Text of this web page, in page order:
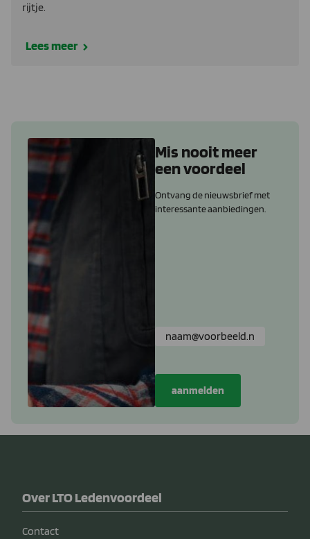
rijtje.
Lees meer
Mis nooit meer
een voordeel
Ontvang de nieuwsbrief met
interessante aanbiedingen.
Over LTO Ledenvoordeel
Contact